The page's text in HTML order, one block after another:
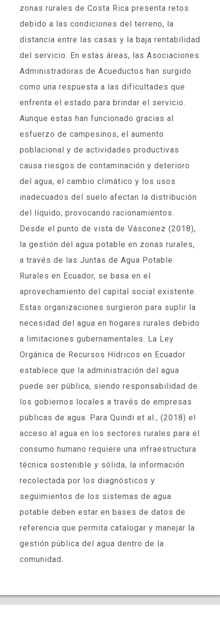
zonas rurales de Costa Rica presenta retos
debido a las condiciones del terreno, la
distancia entre las casas y la baja rentabilidad
del servicio. En estas áreas, las Asociaciones
Administradoras de Acueductos han surgido
como una respuesta a las dificultades que
enfrenta el estado para brindar el servicio.
Aunque estas han funcionado gracias al
esfuerzo de campesinos, el aumento
poblacional y de actividades productivas
causa riesgos de contaminación y deterioro
del agua, el cambio climático y los usos
inadecuados del suelo afectan la distribución
del líquido, provocando racionamientos.
Desde el punto de vista de Vásconez (2018),
la gestión del agua potable en zonas rurales,
a través de las Juntas de Agua Potable
Rurales en Ecuador, se basa en el
aprovechamiento del capital social existente.
Estas organizaciones surgieron para suplir la
necesidad del agua en hogares rurales debido
a limitaciones gubernamentales. La Ley
Orgánica de Recursos Hídricos en Ecuador
establece que la administración del agua
puede ser pública, siendo responsabilidad de
los gobiernos locales a través de empresas
públicas de agua. Para Quindi et al., (2018) el
acceso al agua en los sectores rurales para el
consumo humano requiere una infraestructura
técnica sostenible y sólida, la información
recolectada por los diagnósticos y
seguimientos de los sistemas de agua
potable deben estar en bases de datos de
referencia que permita catalogar y manejar la
gestión pública del agua dentro de la
comunidad.